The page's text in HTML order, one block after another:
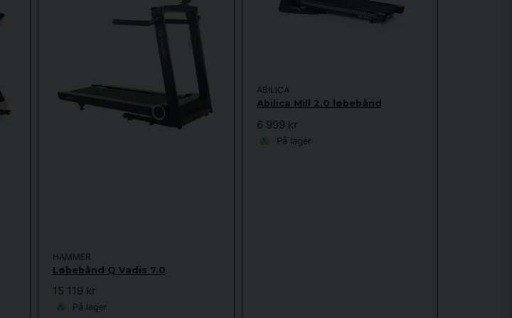
HAMMER
Løbebånd Q Vadis 7.0
15 119 kr
På lager
ABILICA
Abilica Mill 2.0 løbebånd
6 999 kr
På lager